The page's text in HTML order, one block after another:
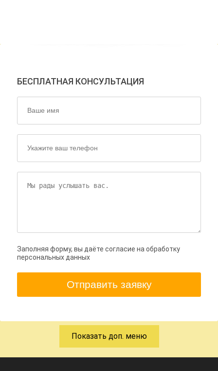
БЕСПЛАТНАЯ КОНСУЛЬТАЦИЯ
Заполняя форму, вы даёте согласие на обработку
персональных данных
Отправить заявку
Показать доп. меню